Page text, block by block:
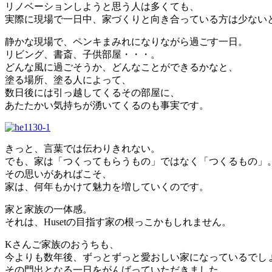
リノベーションしようと思う人は多くても、
実際に現場で一日中、家づくりと向き合っている方は少ない
静かな現場で、ペンキまみれになりながら過ごす一日。
リビング、書斎、子供部屋・・・。
どんな風に過ごそうか、どんなことができるかなと、
塗る場所、塗る人によって、
数日後には引っ越してくるその部屋に、
あたたかい気持ちが湧いてくるのも事実です。
きっと、言葉では伝わりきれない。
でも、家は「つくってもらうもの」ではなく「つくるもの」。
その思いがあればこそ、
家は、何年もかけて魅力を増していくのです。
家と家族の一体感。
それは、Husetの目指す家の根っこかもしれません。
Kさんご家族のおうちも、
今よりも数年後、ずっとずっと愛おしい家になっているでし
その門出となる一日をがんばっていただきました。